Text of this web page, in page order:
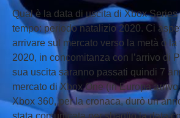
Qual è la data di uscita di Xbox
tempo: periodo natalizio 2020. Ci
arrivare sul mercato verso la metà o
2020, in concomitanza con l’arrivo di
sua uscita saranno passati quindi 7
mercato di Xbox One (in Europa
Xbox 360, per la cronaca, durò un